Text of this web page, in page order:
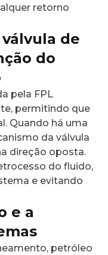
retorno
de
do
pela FPL
permitindo que
Quando há uma
da válvula
direção oposta.
do fluido,
e evitando
e a
petróleo